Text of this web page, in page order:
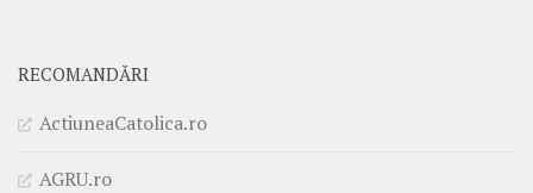
RECOMANDĂRI
ActiuneaCatolica.ro
AGRU.ro